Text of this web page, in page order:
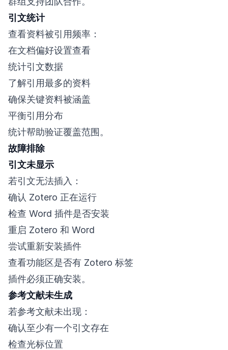
引文统计
查看资料被引用频率：
在文档偏好设置查看
统计引文数据
了解引用最多的资料
确保关键资料被涵盖
平衡引用分布
统计帮助验证覆盖范围。
故障排除
引文未显示
若引文无法插入：
确认 Zotero 正在运行
检查 Word 插件是否安装
重启 Zotero 和 Word
尝试重新安装插件
查看功能区是否有 Zotero 标签
插件必须正确安装。
参考文献未生成
若参考文献未出现：
确认至少有一个引文存在
检查光标位置